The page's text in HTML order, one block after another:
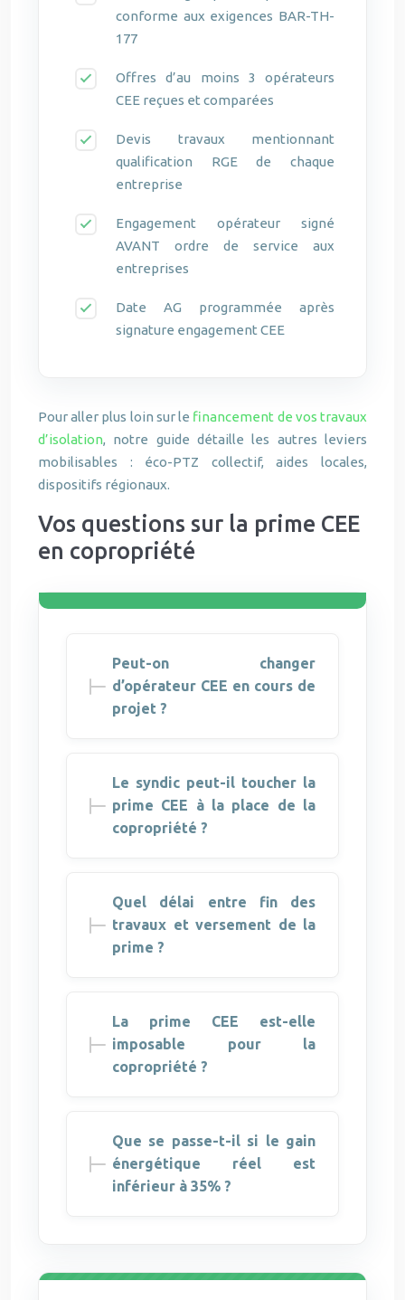
conforme aux exigences BAR-TH-
177
Offres d’au moins 3 opérateurs
CEE reçues et comparées
Devis travaux mentionnant
qualification RGE de chaque
entreprise
Engagement opérateur signé
AVANT ordre de service aux
entreprises
Date AG programmée après
signature engagement CEE
Pour aller plus loin sur le financement de vos travaux
d’isolation, notre guide détaille les autres leviers
mobilisables : éco-PTZ collectif, aides locales,
dispositifs régionaux.
Vos questions sur la prime CEE
en copropriété
Peut-on changer
d’opérateur CEE en cours de
projet ?
Le syndic peut-il toucher la
prime CEE à la place de la
copropriété ?
Quel délai entre fin des
travaux et versement de la
prime ?
La prime CEE est-elle
imposable pour la
copropriété ?
Que se passe-t-il si le gain
énergétique réel est
inférieur à 35% ?